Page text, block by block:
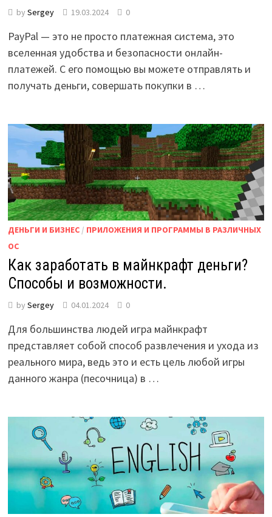
by Sergey 19.03.2024 0
PayPal — это не просто платежная система, это
вселенная удобства и безопасности онлайн-
платежей. С его помощью вы можете отправлять и
получать деньги, совершать покупки в …
ДЕНЬГИ И БИЗНЕС/ ПРИЛОЖЕНИЯ И ПРОГРАММЫ В РАЗЛИЧНЫХ
ОС
Как заработать в майнкрафт деньги?
Способы и возможности.
by Sergey 04.01.2024 0
Для большинства людей игра майнкрафт
представляет собой способ развлечения и ухода из
реального мира, ведь это и есть цель любой игры
данного жанра (песочница) в …